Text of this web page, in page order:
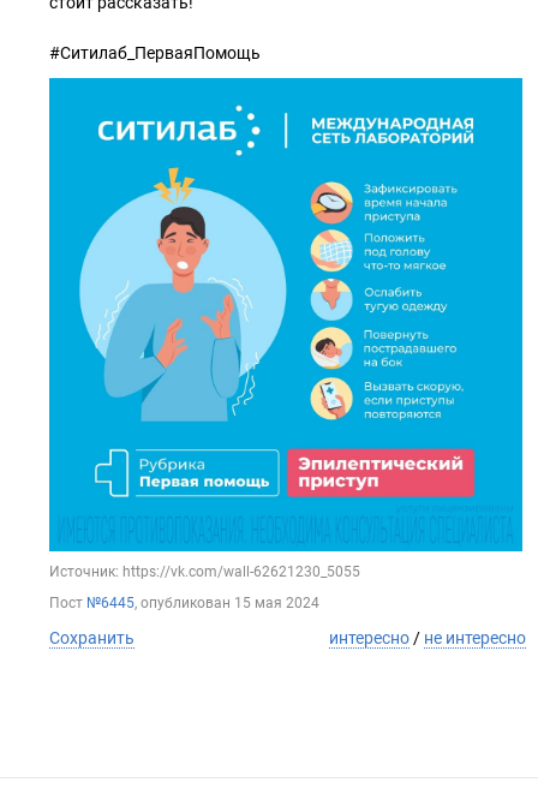
#Ситилаб_ПерваяПомощь
Источник: https://vk.com/wall-62621230_5055
Пост №6445, опубликован 15 мая 2024
Сохранить интересно / не интересно